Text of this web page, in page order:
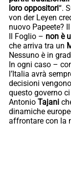
loro oppositori“.
von der Leyen
nuovo Papeete?
Il Foglio – non è
che arriva tra un
Nessuno è in
In ogni caso –
l’Italia avrà
decisioni
questo governo
Antonio Tajani
dinamiche
affrontare con la